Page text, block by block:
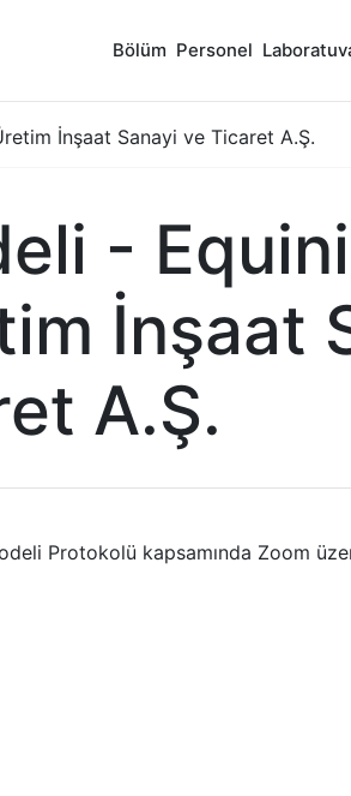
Bölüm Personel
İnşaat Sanayi ve Ticaret A.Ş.
-
İnşaat
A.Ş.
Protokolü kapsamında Zoom